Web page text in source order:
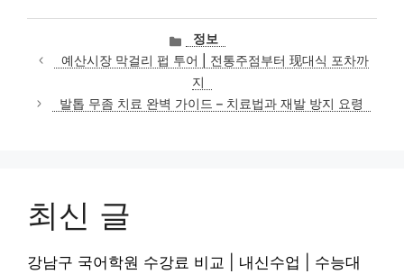
카
테
고
리
정보
예산시장 막걸리 펍 투어 | 전통주점부터 现대식 포차까
지
발톱 무좀 치료 완벽 가이드 – 치료법과 재발 방지 요령
최신 글
강남구 국어학원 수강료 비교 | 내신수업 | 수능대